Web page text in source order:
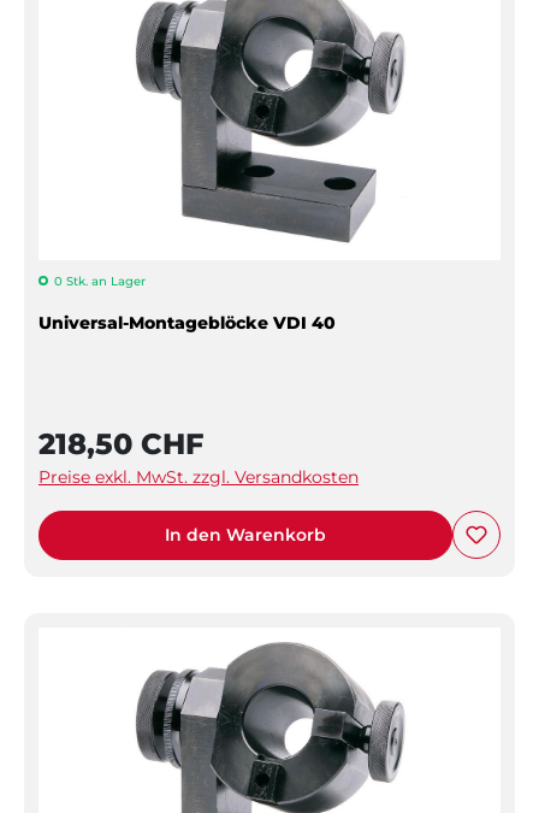
0 Stk. an Lager
Universal-Montageblöcke VDI 40
218,50 CHF
Preise exkl. MwSt. zzgl. Versandkosten
In den Warenkorb